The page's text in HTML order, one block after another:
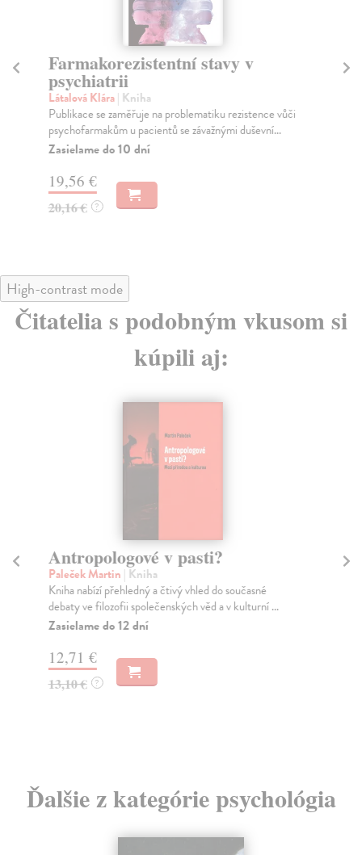
Farmakorezistentní stavy v
psychiatrii
Látalová Klára| Kniha
Publikace se zaměřuje na problematiku rezistence vůči
psychofarmakům u pacientů se závažnými duševní...
Zasielame do 10 dní
19,56 €
20,16 € ?
High-contrast mode
Čitatelia s podobným vkusom si
kúpili aj:
Antropologové v pasti?
Paleček Martin | Kniha
Kniha nabízí přehledný a čtivý vhled do současné
debaty ve filozofii společenských věd a v kulturní ...
Zasielame do 12 dní
12,71 €
13,10 € ?
Ďalšie z kategórie psychológia